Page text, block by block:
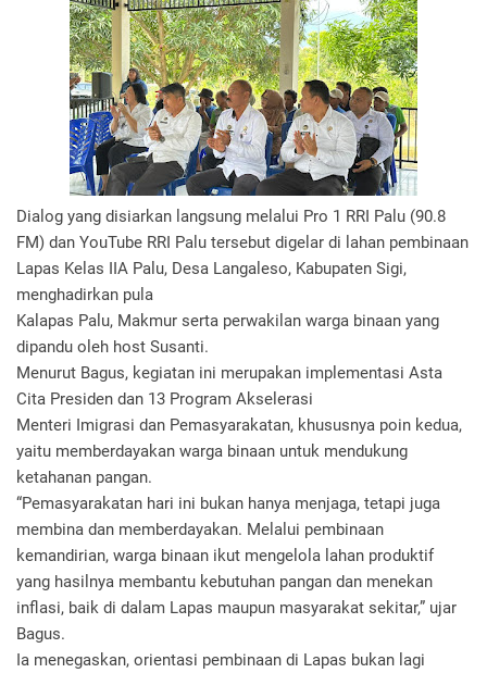
Dialog yang disiarkan langsung melalui Pro 1 RRI Palu (90.8
FM) dan YouTube RRI Palu tersebut digelar di lahan pembinaan
Lapas Kelas IIA Palu, Desa Langaleso, Kabupaten Sigi,
menghadirkan pula
Kalapas Palu, Makmur serta perwakilan warga binaan yang
dipandu oleh host Susanti.
Menurut Bagus, kegiatan ini merupakan implementasi Asta
Cita Presiden dan 13 Program Akselerasi
Menteri Imigrasi dan Pemasyarakatan, khususnya poin kedua,
yaitu memberdayakan warga binaan untuk mendukung
ketahanan pangan.
“Pemasyarakatan hari ini bukan hanya menjaga, tetapi juga
membina dan memberdayakan. Melalui pembinaan
kemandirian, warga binaan ikut mengelola lahan produktif
yang hasilnya membantu kebutuhan pangan dan menekan
inflasi, baik di dalam Lapas maupun masyarakat sekitar,” ujar
Bagus.
Ia menegaskan, orientasi pembinaan di Lapas bukan lagi